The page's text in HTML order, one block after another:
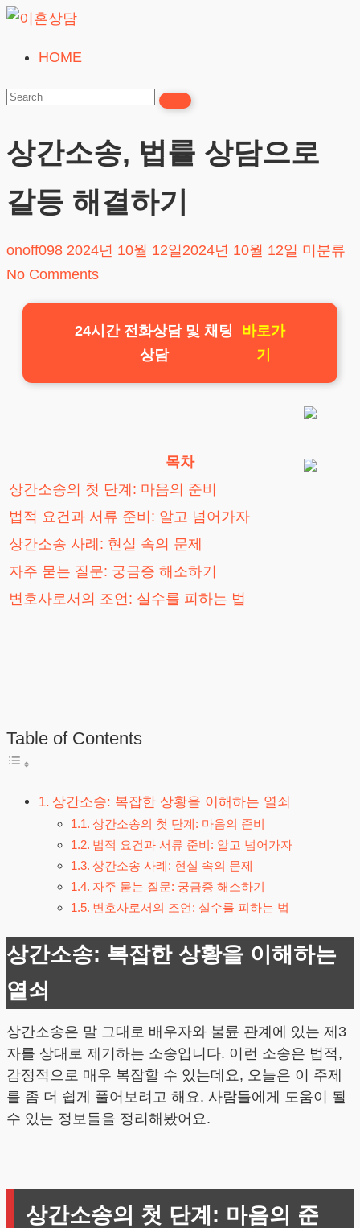
Skip
content
혼
담
24시간365일
HOME
상간소송, 법률 상담으로
갈등 해결하기
onoff098 2024년 10월 12일 2024년 10월 12일 미분류
No Comments
24시간 전화상담 및 채팅
상담
바로가
기
목차
상간소송의 첫 단계: 마음의 준비
법적 요건과 서류 준비: 알고 넘어가자
상간소송 사례: 현실 속의 문제
자주 묻는 질문: 궁금증 해소하기
변호사로서의 조언: 실수를 피하는 법
Table of Contents
상간소송: 복잡한 상황을 이해하는 열쇠
상간소송의 첫 단계: 마음의 준비
법적 요건과 서류 준비: 알고 넘어가자
상간소송 사례: 현실 속의 문제
자주 묻는 질문: 궁금증 해소하기
변호사로서의 조언: 실수를 피하는 법
상간소송: 복잡한 상황을 이해하는
열쇠
상간소송은 말 그대로 배우자와 불륜 관계에 있는 제3
자를 상대로 제기하는 소송입니다. 이런 소송은 법적,
감정적으로 매우 복잡할 수 있는데요, 오늘은 이 주제
를 좀 더 쉽게 풀어보려고 해요. 사람들에게 도움이 될
수 있는 정보들을 정리해봤어요.
상간소송의 첫 단계: 마음의 준